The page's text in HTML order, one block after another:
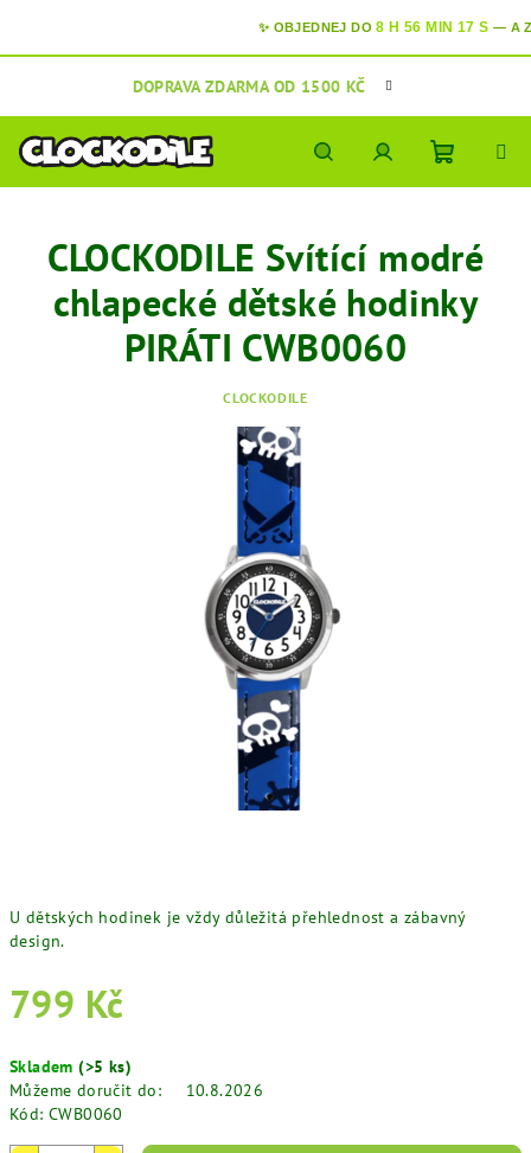
✨ OBJEDNEJ DO8 H 56 MIN 16 S—A
obsah
DOPRAVA ZDARMA OD 1500 KČ
HledatPřihlášeníNákupní
košík
U dětských hodinek je vždy důležitá přehlednost a zábavný
design.
799 Kč
cena:
Skladem(>5 ks)
Můžeme doručit do:
10.8.2026
Kód: CWB0060
CLOCKODILE Svítící modré
chlapecké dětské hodinky
PIRÁTI CWB0060
CLOCKODILE